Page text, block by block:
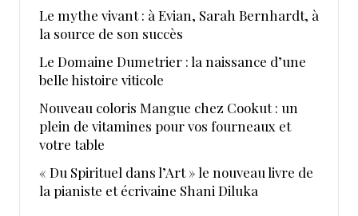
Le mythe vivant : à Evian, Sarah Bernhardt, à
la source de son succès
Le Domaine Dumetrier : la naissance d’une
belle histoire viticole
Nouveau coloris Mangue chez Cookut : un
plein de vitamines pour vos fourneaux et
votre table
« Du Spirituel dans l’Art » le nouveau livre de
la pianiste et écrivaine Shani Diluka